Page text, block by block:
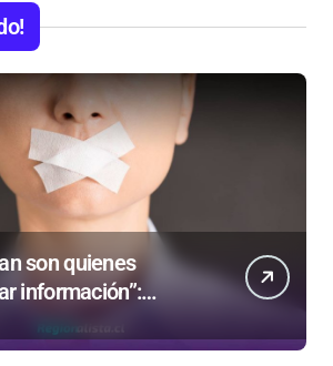
son quienes
información”:
cuestiona la
2.0”